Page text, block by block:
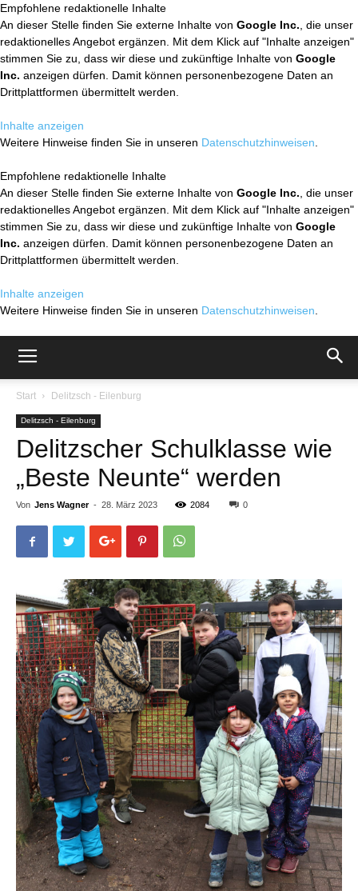
Empfohlene redaktionelle Inhalte
An dieser Stelle finden Sie externe Inhalte von Google Inc. , die unser
redaktionelles Angebot ergänzen. Mit dem Klick auf "Inhalte anzeigen"
stimmen Sie zu, dass wir diese und zukünftige Inhalte von Google
Inc. anzeigen dürfen. Damit können personenbezogene Daten an
Drittplattformen übermittelt werden.
Inhalte anzeigen
Weitere Hinweise finden Sie in unseren Datenschutzhinweisen
Empfohlene redaktionelle Inhalte
An dieser Stelle finden Sie externe Inhalte von Google Inc. , die unser
redaktionelles Angebot ergänzen. Mit dem Klick auf "Inhalte anzeigen"
stimmen Sie zu, dass wir diese und zukünftige Inhalte von Google
Inc. anzeigen dürfen. Damit können personenbezogene Daten an
Drittplattformen übermittelt werden.
Inhalte anzeigen
Weitere Hinweise finden Sie in unseren Datenschutzhinweisen
Start Delitzsch - Eilenburg
Delitzsch - Eilenburg
Delitzscher Schulklasse wie
„Beste Neunte“ werden
Von Jens Wagner - 28. März 2023 2084 0